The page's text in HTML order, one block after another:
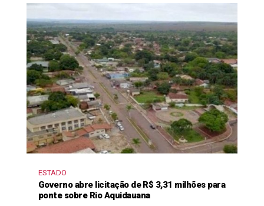
ESTADO
Governo abre licitação de R$ 3,31 milhões para
ponte sobre Rio Aquidauana